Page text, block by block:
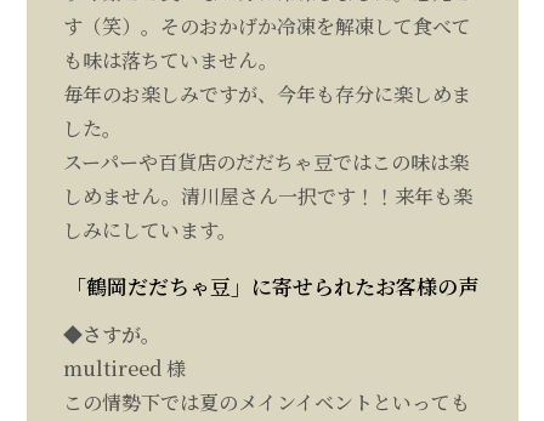
す（笑）。そのおかげか冷凍を解凍して食べて
も味は落ちていません。
毎年のお楽しみですが、今年も存分に楽しめま
した。
スーパーや百貨店のだだちゃ豆ではこの味は楽
しめません。清川屋さん一択です！！来年も楽
しみにしています。
「鶴岡だだちゃ豆」に寄せられたお客様の声
◆さすが。
multireed 様
この情勢下では夏のメインイベントといっても